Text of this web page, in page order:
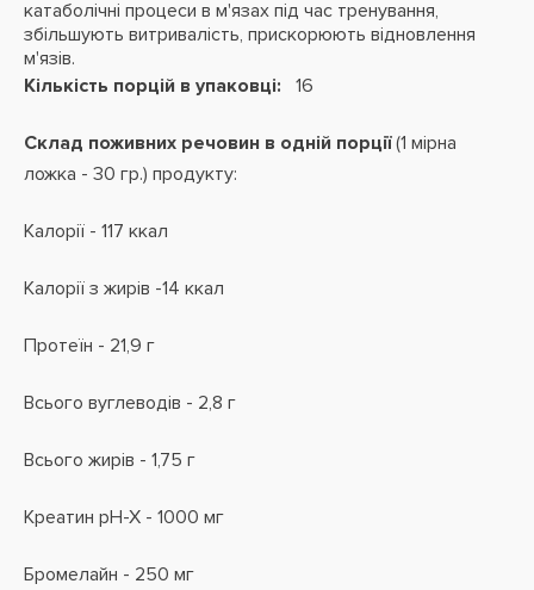
катаболічні процеси в м'язах під час тренування,
збільшують витривалість, прискорюють відновлення
м'язів.
Кількість порцій в упаковці:
16
Склад поживних речовин в одній порції(1 мірна
ложка - 30 гр.) продукту:
Калорії - 117 ккал
Калорії з жирів -14 ккал
Протеїн - 21,9 г
Всього вуглеводів - 2,8 г
Всього жирів - 1,75 г
Креатин рН-Х - 1000 мг
Бромелайн - 250 мг